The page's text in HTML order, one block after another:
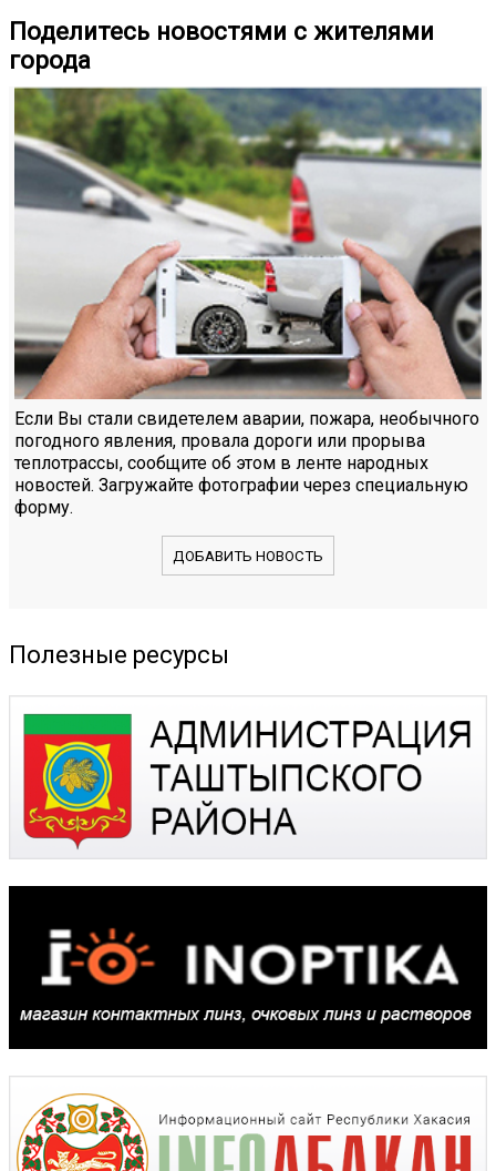
Поделитесь новостями с жителями
города
Если Вы стали свидетелем аварии, пожара, необычного
погодного явления, провала дороги или прорыва
теплотрассы, сообщите об этом в ленте народных
новостей. Загружайте фотографии через специальную
форму.
ДОБАВИТЬ НОВОСТЬ
Полезные ресурсы